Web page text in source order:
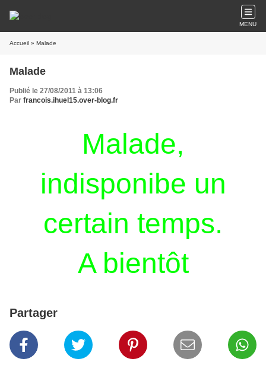
MENU
Accueil » Malade
Malade
Publié le 27/08/2011 à 13:06
Par francois.ihuel15.over-blog.fr
Malade,
indisponibe un
certain temps.
A bientôt
Partager